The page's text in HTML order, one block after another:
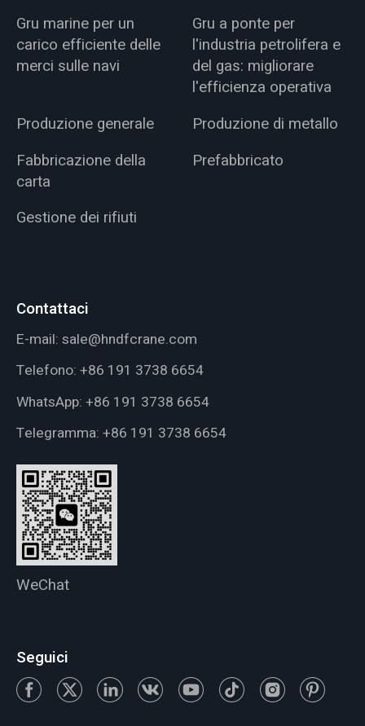
Gru marine per un
carico efficiente delle
merci sulle navi
Gru a ponte per
l'industria petrolifera e
del gas: migliorare
l'efficienza operativa
Produzione generale
Produzione di metallo
Fabbricazione della
carta
Prefabbricato
Gestione dei rifiuti
Contattaci
E-mail: sale@hndfcrane.com
Telefono: +86 191 3738 6654
WhatsApp: +86 191 3738 6654
Telegramma: +86 191 3738 6654
WeChat
Seguici